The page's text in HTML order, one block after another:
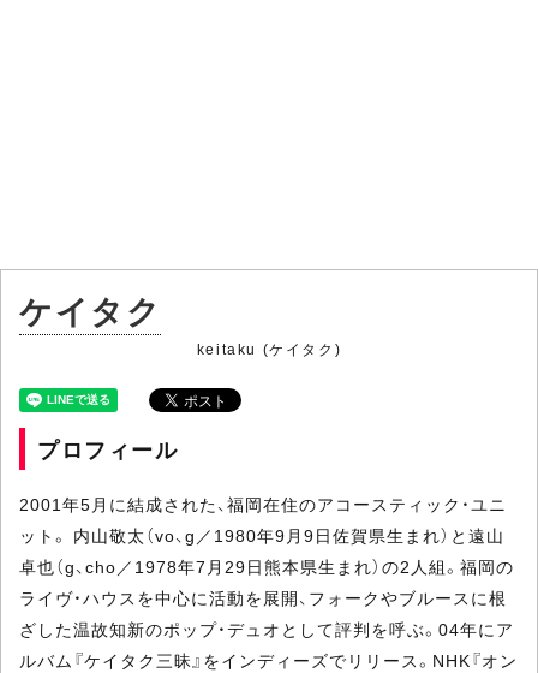
ケイタク
keitaku (ケイタク)
プロフィール
2001年5月に結成された、福岡在住のアコースティック・ユニ
ット。 内山敬太（vo、g／1980年9月9日佐賀県生まれ）と遠山
卓也（g、cho／1978年7月29日熊本県生まれ）の2人組。福岡の
ライヴ・ハウスを中心に活動を展開、フォークやブルースに根
ざした温故知新のポップ・デュオとして評判を呼ぶ。04年にア
ルバム『ケイタク三昧』をインディーズでリリース。NHK『オン